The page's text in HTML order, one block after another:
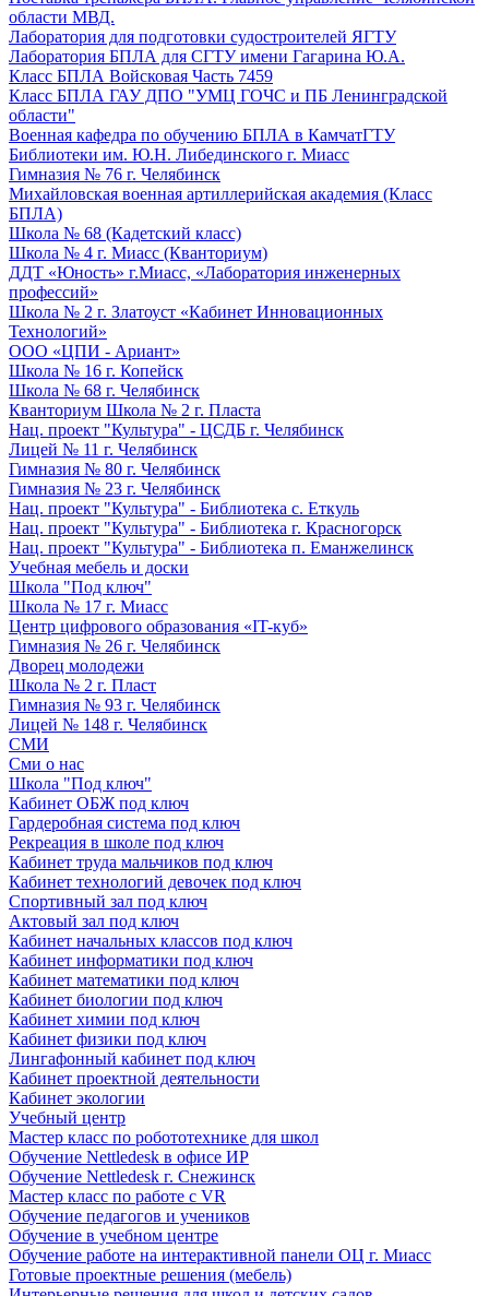
области МВД.
Лаборатория для подготовки судостроителей ЯГТУ
Лаборатория БПЛА для СГТУ имени Гагарина Ю.А.
Класс БПЛА Войсковая Часть 7459
Класс БПЛА ГАУ ДПО "УМЦ ГОЧС и ПБ Ленинградской
области"
Военная кафедра по обучению БПЛА в КамчатГТУ
Библиотеки им. Ю.Н. Либединского г. Миасс
Гимназия № 76 г. Челябинск
Михайловская военная артиллерийская академия (Класс
БПЛА)
Школа № 68 (Кадетский класс)
Школа № 4 г. Миасс (Кванториум)
ДДТ «Юность» г.Миасс, «Лаборатория инженерных
профессий»
Школа № 2 г. Златоуст «Кабинет Инновационных
Технологий»
ООО «ЦПИ - Ариант»
Школа № 16 г. Копейск
Школа № 68 г. Челябинск
Кванториум Школа № 2 г. Пласта
Нац. проект "Культура" - ЦСДБ г. Челябинск
Лицей № 11 г. Челябинск
Гимназия № 80 г. Челябинск
Гимназия № 23 г. Челябинск
Нац. проект "Культура" - Библиотека с. Еткуль
Нац. проект "Культура" - Библиотека г. Красногорск
Нац. проект "Культура" - Библиотека п. Еманжелинск
Учебная мебель и доски
Школа "Под ключ"
Школа № 17 г. Миасс
Центр цифрового образования «IT-куб»
Гимназия № 26 г. Челябинск
Дворец молодежи
Школа № 2 г. Пласт
Гимназия № 93 г. Челябинск
Лицей № 148 г. Челябинск
СМИ
Сми о нас
Школа "Под ключ"
Кабинет ОБЖ под ключ
Гардеробная система под ключ
Рекреация в школе под ключ
Кабинет труда мальчиков под ключ
Кабинет технологий девочек под ключ
Спортивный зал под ключ
Актовый зал под ключ
Кабинет начальных классов под ключ
Кабинет информатики под ключ
Кабинет математики под ключ
Кабинет биологии под ключ
Кабинет химии под ключ
Кабинет физики под ключ
Лингафонный кабинет под ключ
Кабинет проектной деятельности
Кабинет экологии
Учебный центр
Мастер класс по робототехнике для школ
Обучение Nettledesk в офисе ИР
Обучение Nettledesk г. Снежинск
Мастер класс по работе с VR
Обучение педагогов и учеников
Обучение в учебном центре
Обучение работе на интерактивной панели ОЦ г. Миасс
Готовые проектные решения (мебель)